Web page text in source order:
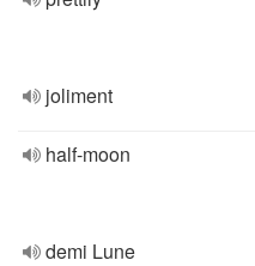
joliment
half-moon
demi Lune